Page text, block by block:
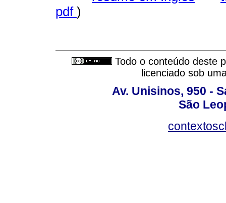
pdf )
Todo o conteúdo deste
licenciado sob
Av. Unisinos, 950 -
São